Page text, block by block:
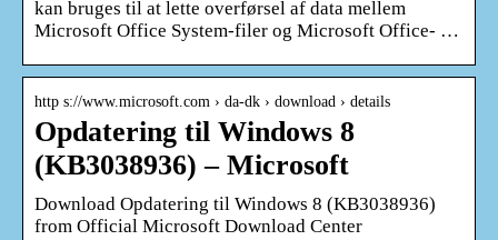
kan bruges til at lette overførsel af data mellem
Microsoft Office System-filer og Microsoft Office- …
http s://www.microsoft.com › da-dk › download › details
Opdatering til Windows 8
(KB3038936) – Microsoft
Download Opdatering til Windows 8 (KB3038936)
from Official Microsoft Download Center